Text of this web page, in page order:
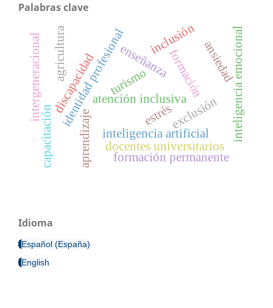
Palabras clave
formación
atención inclusiva
identidad profesionalenseñanza
aprendizaje
inclusión
exclusión
discapacidad
capacitación inteligencia artificial
estrés
ansiedad
docentes universitarios
formación permanente
agricultura turismo inteligencia emocional
intergeneracional
Idioma
Español (España)
English